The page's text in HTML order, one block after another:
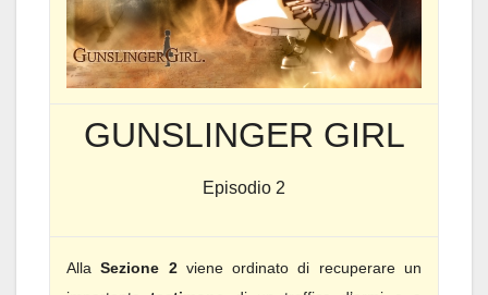
GUNSLINGER GIRL
Episodio 2
AllaSezione 2viene ordinato di recuperare un